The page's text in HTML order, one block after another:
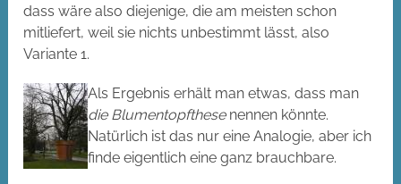
dass wäre also diejenige, die am meisten schon
mitliefert, weil sie nichts unbestimmt lässt, also
Variante 1.
Als Ergebnis erhält man etwas, dass man
die Blumentopfthesenennen könnte.
Natürlich ist das nur eine Analogie, aber ich
finde eigentlich eine ganz brauchbare.